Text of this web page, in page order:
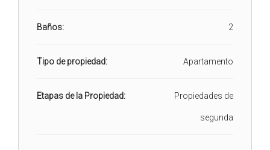
Baños: 2
Tipo de propiedad: Apartamento
Etapas de la Propiedad: Propiedades de
segunda